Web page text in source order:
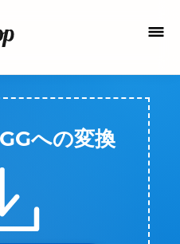
への変換